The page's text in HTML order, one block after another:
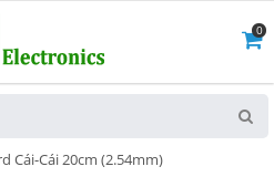
0
Cái-Cái 20cm (2.54mm)